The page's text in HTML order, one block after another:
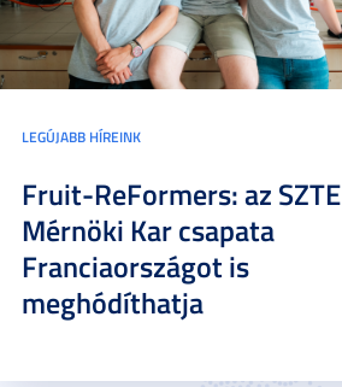
LEGÚJABB HÍREINK
Fruit-ReFormers: az SZTE
Mérnöki Kar csapata
Franciaországot is
meghódíthatja